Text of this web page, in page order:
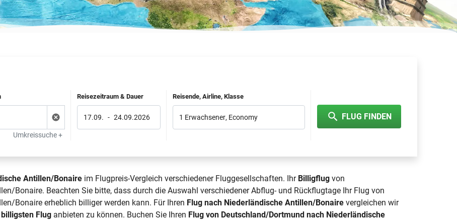
Umkreissuche +
Reisezeitraum & Dauer
17.09. - 24.09.2026
Reisende, Airline, Klasse
1 Erwachsener, Economy FLUG FINDEN
Antillen/Bonaire im Flugpreis-Vergleich verschiedener Fluggesellschaften. Ihr Billigflug von
Bonaire. Beachten Sie bitte, dass durch die Auswahl verschiedener Abflug- und Rückflugtage Ihr Flug von
Bonaire erheblich billiger werden kann. Für Ihren Flug nach Niederländische Antillen/Bonaire vergleichen wir
billigsten Flug anbieten zu können. Buchen Sie Ihren Flug von Deutschland/Dortmund nach Niederländische